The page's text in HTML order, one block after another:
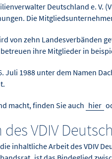
Deutschland e. V.
Die
von zehn Landesverbänden
ihre Mitglieder in
Juli 1988 unter dem Namen
macht, finden Sie auch hier
VDIV
inhaltliche Arbeit des VDIV